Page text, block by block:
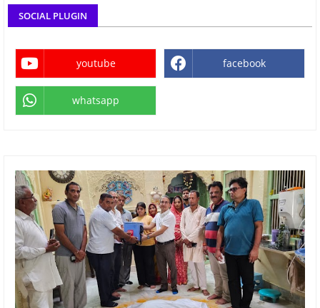
SOCIAL PLUGIN
youtube facebook
whatsapp